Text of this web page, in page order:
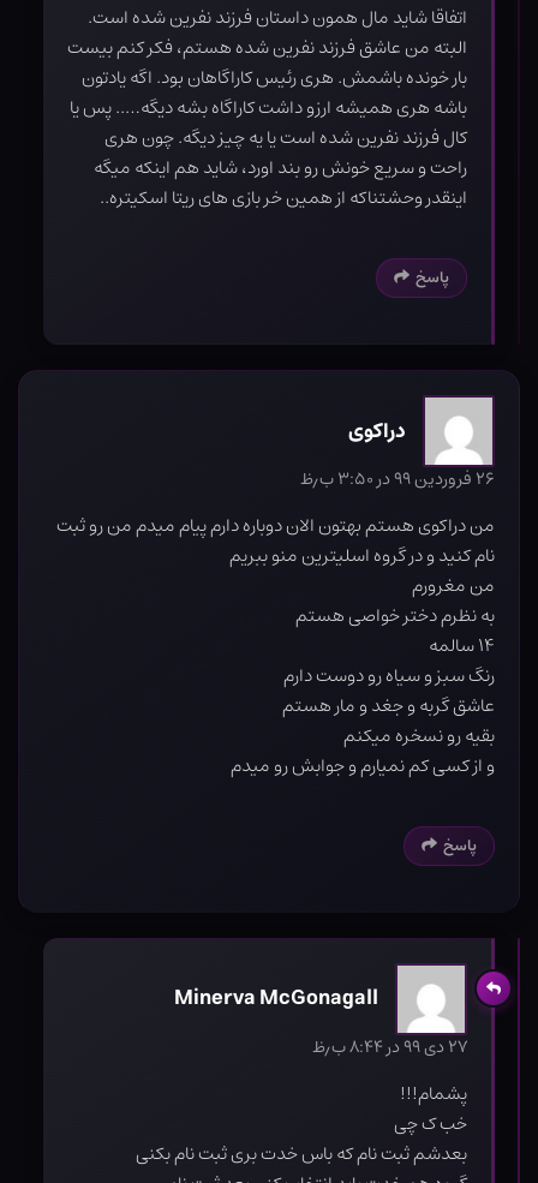
اتفاقا شاید مال همون داستان فرزند نفرین شده است.
البته من عاشق فرزند نفرین شده هستم، فکر کنم بیست
بار خونده باشمش.‌ هری رئیس کاراگاهان بود. اگه یادتون
باشه هری همیشه ارزو داشت کاراگاه بشه دیگه….. پس یا
کال فرزند نفرین شده است یا یه چیز دیگه. چون هری
راحت و سریع خونش رو بند اورد، شاید هم اینکه میگه
اینقدر وحشتناکه از همین خر بازی های ریتا اسکیتره..
پاسخ
دراکوی
۲۶ فروردین ۹۹ در ۳:۵۰ ب٫ظ
من دراکوی هستم بهتون الان دوباره دارم پیام میدم من رو ثبت
نام کنید و در گروه اسلیترین منو ببریم
من مغرورم
به نظرم دختر خواصی هستم
۱۴ سالمه
رنگ سبز و سیاه رو دوست دارم
عاشق گربه و جغد و مار هستم
بقیه رو نسخره میکنم
و از کسی کم نمیارم و جوابش رو میدم
پاسخ
Minerva McGonagall
۲۷ دی ۹۹ در ۸:۴۴ ب٫ظ
پشمام!!!
خب ک چی
بعدشم ثبت نام که باس خدت بری ثبت نام بکنی